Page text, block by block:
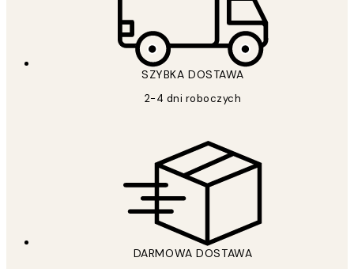
SZYBKA DOSTAWA
2-4 dni roboczych
DARMOWA DOSTAWA